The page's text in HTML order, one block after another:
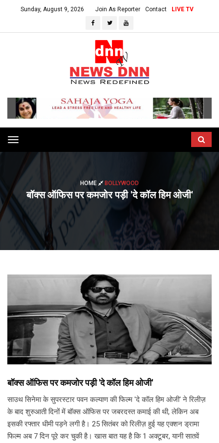
Sunday, August 9, 2026 Join As Reporter Contact LIVE TV
Toggle
navigation
HOME BOLLYWOOD
बॉक्स ऑफिस पर कमजोर पड़ी 'दे कॉल हिम ओजी'
बॉक्स ऑफिस पर कमजोर पड़ी 'दे कॉल हिम ओजी'
साउथ सिनेमा के सुपरस्टार पवन कल्याण की फिल्म 'दे कॉल हिम ओजी' ने रिलीज़
के बाद शुरुआती दिनों में बॉक्स ऑफिस पर जबरदस्त कमाई की थी, लेकिन अब
इसकी रफ्तार धीमी पड़ने लगी है। 25 सितंबर को रिलीज़ हुई यह एक्शन ड्रामा
फिल्म अब 7 दिन पूरे कर चुकी है। खास बात यह है कि 1 अक्टूबर, यानी सातवें